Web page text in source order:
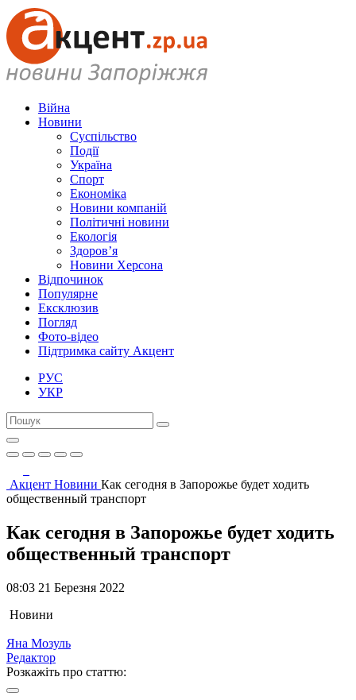
Війна
Новини
Суспільство
Події
Україна
Спорт
Економіка
Новини компаній
Політичні новини
Екологія
Здоров’я
Новини Херсона
Відпочинок
Популярне
Ексклюзив
Погляд
Фото-відео
Підтримка сайту Акцент
РУС
УКР
Акцент Новини Как сегодня в Запорожье будет ходить
общественный транспорт
Как сегодня в Запорожье будет ходить
общественный транспорт
08:03 21 Березня 2022
Новини
Яна Мозуль
Редактор
Розкажіть про статтю: